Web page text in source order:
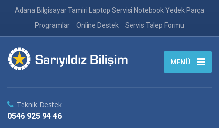
Adana Bilgisayar Tamiri Laptop Servisi Notebook Yedek Parça
Programlar
Online Destek Servis Talep Formu
MENÜ
Teknik Destek
0546 925 94 46